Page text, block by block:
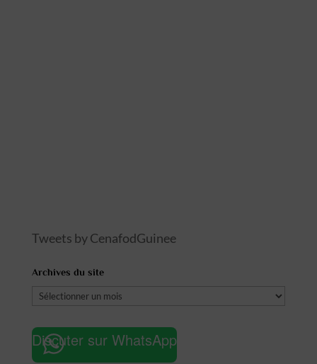
Tweets by CenafodGuinee
Archives du site
Archives
site
Discuter sur WhatsApp